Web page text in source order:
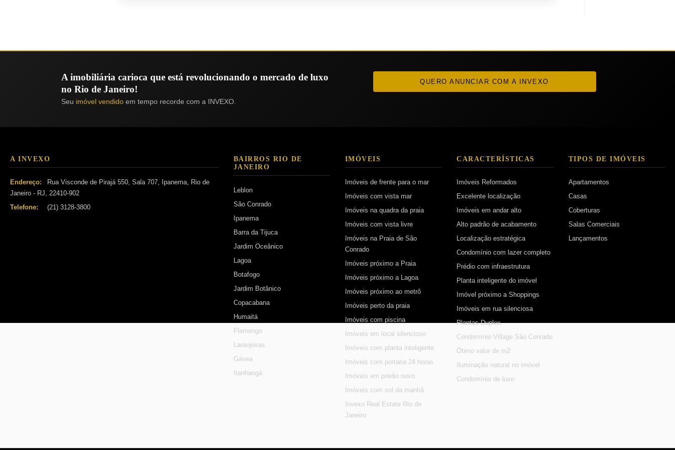
A imobiliária carioca que está revolucionando o mercado de luxo
no Rio de Janeiro!
Seu imóvel vendido em tempo recorde com a INVEXO.
QUERO ANUNCIAR COM A INVEXO
A INVEXO
Endereço:
Rua Visconde de Pirajá 550, Sala 707, Ipanema, Rio de
Janeiro - RJ, 22410-902
Telefone:
(21) 3128-3800
BAIRROS RIO DE
JANEIRO
Leblon
São Conrado
Ipanema
Barra da Tijuca
Jardim Oceânico
Lagoa
Botafogo
Jardim Botânico
Copacabana
Humaitá
Flamengo
Laranjeiras
Gávea
Itanhangá
IMÓVEIS
Imóveis de frente para o mar
Imóveis com vista mar
Imóveis na quadra da praia
Imóveis com vista livre
Imóveis na Praia de São
Conrado
Imóveis próximo a Praia
Imóveis próximo a Lagoa
Imóveis próximo ao metrô
Imóveis perto da praia
Imóveis com piscina
Imóveis em local silencioso
Imóveis com planta inteligente
Imóveis com portaria 24 horas
Imóveis em prédio novo
Imóveis com sol da manhã
Invexo Real Estate Rio de
Janeiro
CARACTERÍSTICAS
Imóveis Reformados
Excelente localização
Imóveis em andar alto
Alto padrão de acabamento
Localização estratégica
Condomínio com lazer completo
Prédio com infraestrutura
Planta inteligente do imóvel
Imóvel próximo a Shoppings
Imóveis em rua silenciosa
Plantas Duplex
Condomínio Village São Conrado
Ótimo valor de m2
Iluminação natural no imóvel
Condomínio de luxo
TIPOS DE IMÓVEIS
Apartamentos
Casas
Coberturas
Salas Comerciais
Lançamentos